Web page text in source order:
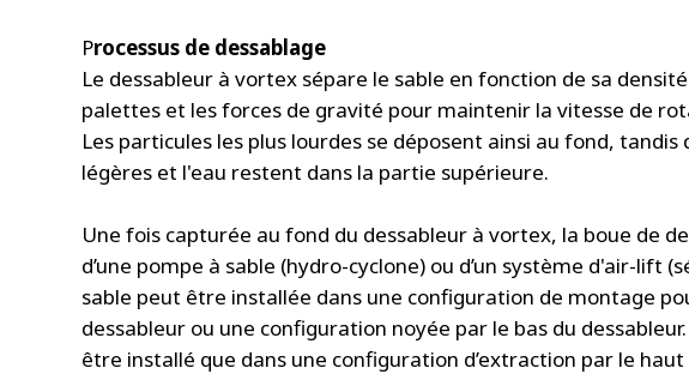
Processus de dessablage
Le dessableur à vortex sépare le sable en fonction de sa
palettes et les forces de gravité pour maintenir la vitesse de
Les particules les plus lourdes se déposent ainsi au fond,
légères et l'eau restent dans la partie supérieure.
Une fois capturée au fond du dessableur à vortex, la boue de
d’une pompe à sable (hydro-cyclone) ou d’un système d'air-lift
sable peut être installée dans une configuration de montage
dessableur ou une configuration noyée par le bas du
être installé que dans une configuration d’extraction par le